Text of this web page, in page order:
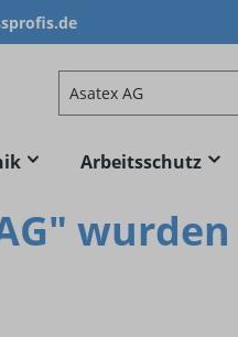
Arbeitsschutz